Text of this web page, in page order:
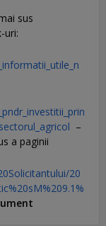
sus
uri:
–
a paginii
20